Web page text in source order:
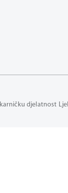
djelatnost